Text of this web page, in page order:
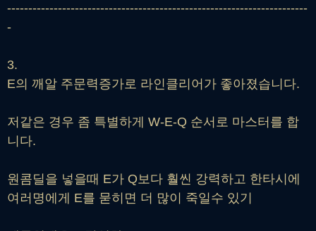
-----------------------------------------------------------------------
-
3.
E의 깨알 주문력증가로 라인클리어가 좋아졌습니다.
저같은 경우 좀 특별하게 W-E-Q 순서로 마스터를 합
니다.
원콤딜을 넣을때 E가 Q보다 훨씬 강력하고 한타시에
여러명에게 E를 묻히면 더 많이 죽일수 있기